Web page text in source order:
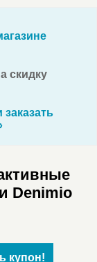
скидку
заказать
Denimio
купон!